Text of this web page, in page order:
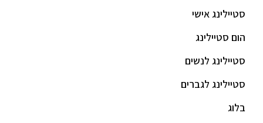
סטיילינג אישי
הום סטיילינג
סטיילינג לנשים
סטיילינג לגברים
בלוג